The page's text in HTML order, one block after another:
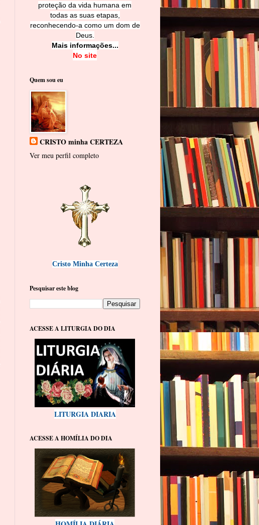
proteção da vida humana em
todas as suas etapas,
reconhecendo-a como um dom de
Deus.
Mais informações...
No site
Quem sou eu
CRISTO minha CERTEZA
Ver meu perfil completo
Cristo Minha Certeza
Pesquisar este blog
ACESSE A LITURGIA DO DIA
LITURGIA DIARIA
ACESSE A HOMÍLIA DO DIA